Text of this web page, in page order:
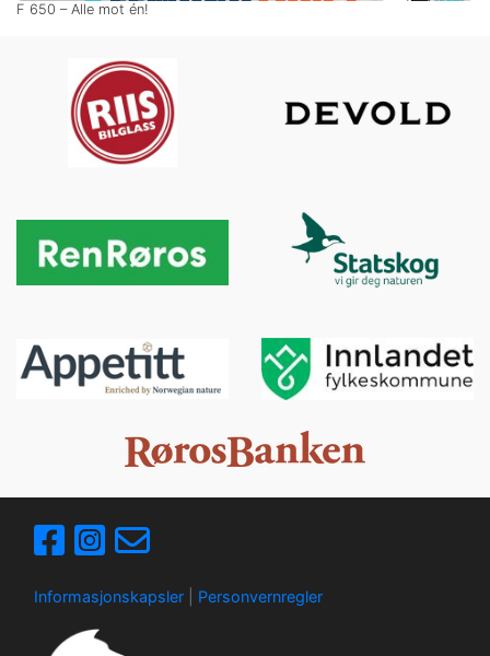
F 650 – Alle mot én!
Informasjonskapsler Personvernregler